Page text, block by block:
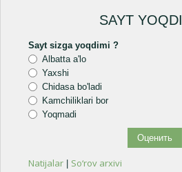
SAYT
Sayt sizga yoqdimi ?
Albatta a'lo
Yaxshi
Chidasa bo'ladi
Kamchiliklari bor
Yoqmadi
Natijalar So‘rov arxivi